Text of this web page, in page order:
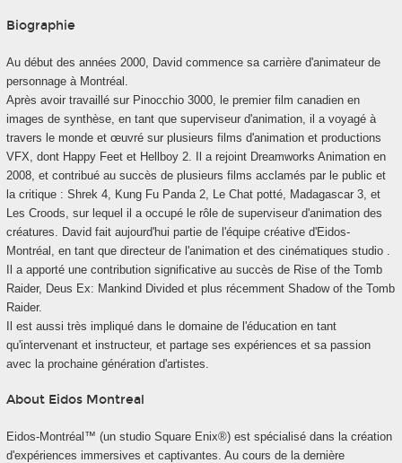
Biographie
Au début des années 2000, David commence sa carrière d'animateur de
personnage à Montréal.
Après avoir travaillé sur Pinocchio 3000, le premier film canadien en
images de synthèse, en tant que superviseur d'animation, il a voyagé à
travers le monde et œuvré sur plusieurs films d'animation et productions
VFX, dont Happy Feet et Hellboy 2. Il a rejoint Dreamworks Animation en
2008, et contribué au succès de plusieurs films acclamés par le public et
la critique : Shrek 4, Kung Fu Panda 2, Le Chat potté, Madagascar 3, et
Les Croods, sur lequel il a occupé le rôle de superviseur d'animation des
créatures. David fait aujourd'hui partie de l'équipe créative d'Eidos-
Montréal, en tant que directeur de l'animation et des cinématiques studio .
Il a apporté une contribution significative au succès de Rise of the Tomb
Raider, Deus Ex: Mankind Divided et plus récemment Shadow of the Tomb
Raider.
Il est aussi très impliqué dans le domaine de l'éducation en tant
qu'intervenant et instructeur, et partage ses expériences et sa passion
avec la prochaine génération d'artistes.
About Eidos Montreal
Eidos-Montréal™ (un studio Square Enix®) est spécialisé dans la création
d'expériences immersives et captivantes. Au cours de la dernière